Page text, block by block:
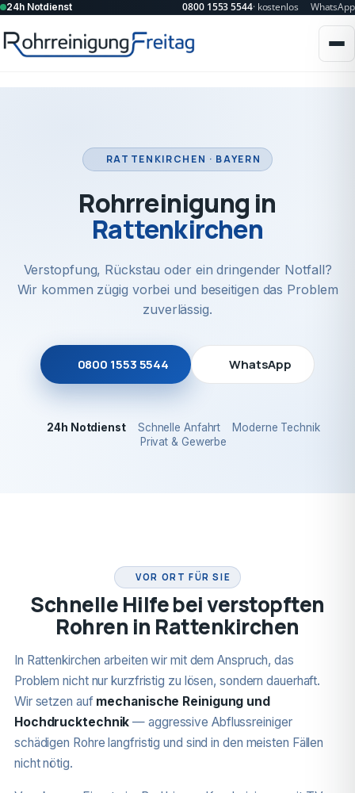
24h Notdienst 0800 1553 5544· kostenlos WhatsApp
RATTENKIRCHEN · BAYERN
Rohrreinigung in
Rattenkirchen
Verstopfung, Rückstau oder ein dringender Notfall?
Wir kommen zügig vorbei und beseitigen das Problem
zuverlässig.
0800 1553 5544 WhatsApp
24h Notdienst Schnelle Anfahrt
Moderne Technik
Privat & Gewerbe
VOR ORT FÜR SIE
Schnelle Hilfe bei verstopften
Rohren in Rattenkirchen
In Rattenkirchen arbeiten wir mit dem Anspruch, das
Problem nicht nur kurzfristig zu lösen, sondern dauerhaft.
Wir setzen auf mechanische Reinigung und
Hochdrucktechnik — aggressive Abflussreiniger
schädigen Rohre langfristig und sind in den meisten Fällen
nicht nötig.